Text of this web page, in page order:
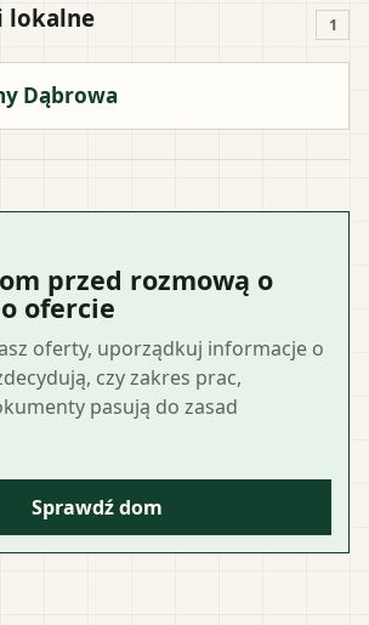
lokalne 1
Dąbrowa
przed rozmową o
ofercie
oferty, uporządkuj informacje o
czy zakres prac,
pasują do zasad
Sprawdź dom